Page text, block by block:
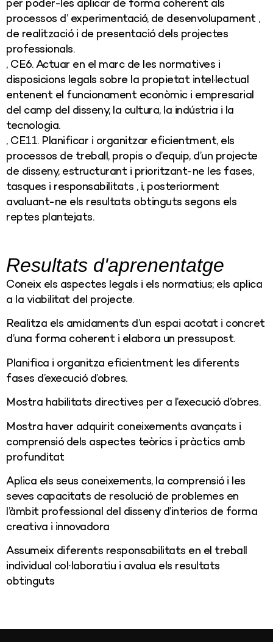
per poder-les aplicar de forma coherent als
processos d’ experimentació, de desenvolupament ,
de realització i de presentació dels projectes
professionals.
, CE6. Actuar en el marc de les normatives i
disposicions legals sobre la propietat intel·lectual
entenent el funcionament econòmic i empresarial
del camp del disseny, la cultura, la indústria i la
tecnologia.
, CE11. Planificar i organitzar eficientment, els
processos de treball, propis o d’equip, d’un projecte
de disseny, estructurant i prioritzant-ne les fases,
tasques i responsabilitats , i, posteriorment
avaluant-ne els resultats obtinguts segons els
reptes plantejats.
Resultats d'aprenentatge
Coneix els aspectes legals i els normatius; els aplica
a la viabilitat del projecte.
Realitza els amidaments d’un espai acotat i concret
d’una forma coherent i elabora un pressupost.
Planifica i organitza eficientment les diferents
fases d’execució d’obres.
Mostra habilitats directives per a l’execució d’obres.
Mostra haver adquirit coneixements avançats i
comprensió dels aspectes teòrics i pràctics amb
profunditat
Aplica els seus coneixements, la comprensió i les
seves capacitats de resolució de problemes en
l’àmbit professional del disseny d’interios de forma
creativa i innovadora
Assumeix diferents responsabilitats en el treball
individual col∙laboratiu i avalua els resultats
obtinguts